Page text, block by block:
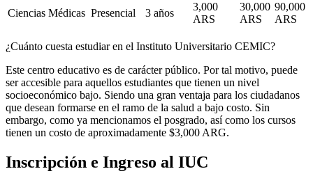
Ciencias Médicas Presencial 3 años
3,000
ARS
30,000
ARS
90,000
ARS
¿Cuánto cuesta estudiar en el Instituto Universitario CEMIC?
Este centro educativo es de carácter público. Por tal motivo, puede
ser accesible para aquellos estudiantes que tienen un nivel
socioeconómico bajo. Siendo una gran ventaja para los ciudadanos
que desean formarse en el ramo de la salud a bajo costo. Sin
embargo, como ya mencionamos el posgrado, así como los cursos
tienen un costo de aproximadamente $3,000 ARG.
Inscripción e Ingreso al IUC